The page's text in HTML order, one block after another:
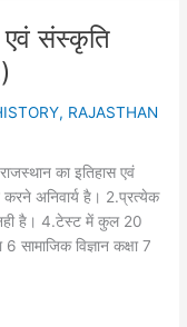
एवं संस्कृति
, RAJASTHAN
का इतिहास एवं
अनिवार्य है। 2.प्रत्येक
है। 4.टेस्ट में कुल 20
विज्ञान कक्षा 7